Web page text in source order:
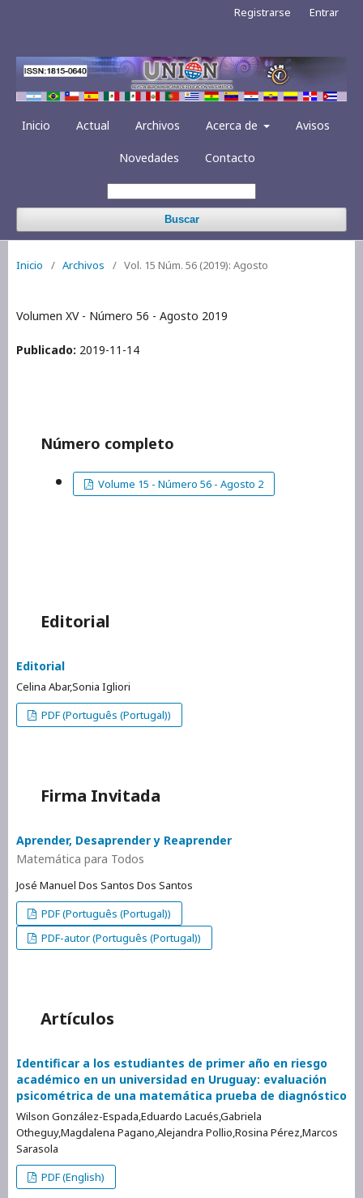
Inicio Actual Archivos Acerca de Avisos
Novedades Contacto
Buscar
Registrarse Entrar
Inicio / Archivos / Vol. 15 Núm. 56 (2019): Agosto
Volumen XV - Número 56 - Agosto 2019
Publicado: 2019-11-14
Número completo
Volume 15 - Número 56 - Agosto 2
Editorial
Editorial
Celina Abar,Sonia Igliori
PDF (Português (Portugal))
Firma Invitada
Aprender, Desaprender y Reaprender
Matemática para Todos
José Manuel Dos Santos Dos Santos
PDF (Português (Portugal))
PDF-autor (Português (Portugal))
Artículos
Identificar a los estudiantes de primer año en riesgo
académico en un universidad en Uruguay: evaluación
psicométrica de una matemática prueba de diagnóstico
Wilson González-Espada,Eduardo Lacués,Gabriela
Otheguy,Magdalena Pagano,Alejandra Pollio,Rosina Pérez,Marcos
Sarasola
PDF (English)